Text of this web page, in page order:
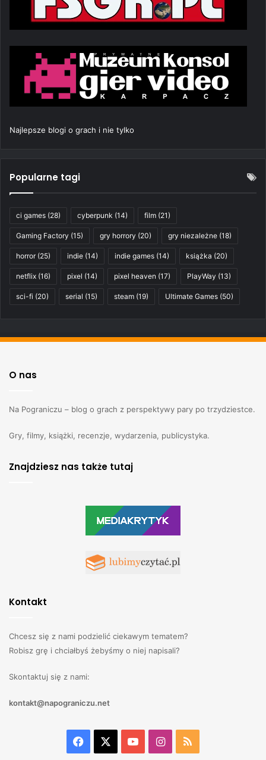
Najlepsze blogi o grach i nie tylko
Popularne tagi
ci games (28) cyberpunk (14) film (21)
Gaming Factory (15) gry horrory (20) gry niezależne (18)
horror(25) indie (14) indie games (14) książka (20)
netflix (16) pixel (14) pixel heaven (17) PlayWay (13)
sci-fi (20) serial (15) steam (19) Ultimate Games (50)
O nas
Na Pograniczu – blog o grach z perspektywy pary po trzydziestce.
Gry, filmy, książki, recenzje, wydarzenia, publicystyka.
Znajdziesz nas także tutaj
Kontakt
Chcesz się z nami podzielić ciekawym tematem?
Robisz grę i chciałbyś żebyśmy o niej napisali?
Skontaktuj się z nami:
kontakt@napograniczu.net
Facebook YouTubeInstagram